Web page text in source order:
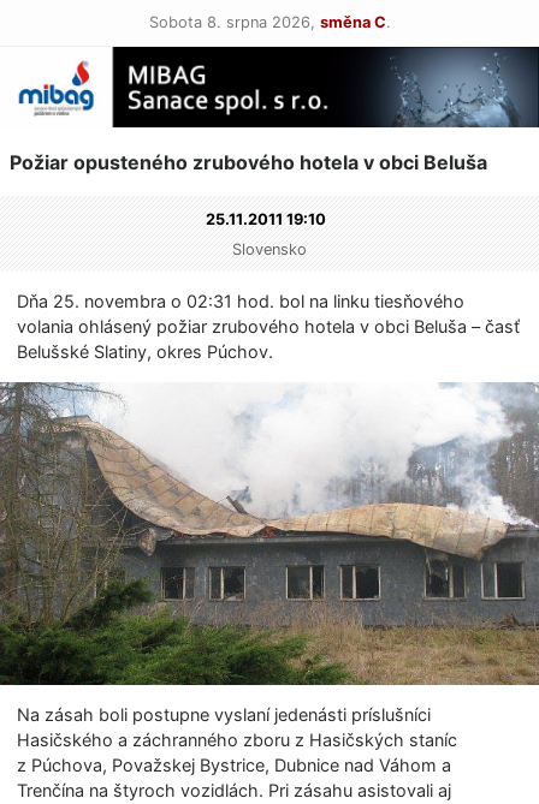
Sobota 8. srpna 2026, směna C.
Požiar opusteného zrubového hotela v obci Beluša
25.11.2011 19:10
Slovensko
Dňa 25. novembra o 02:31 hod. bol na linku tiesňového
volania ohlásený požiar zrubového hotela v obci Beluša – časť
Belušské Slatiny, okres Púchov.
Na zásah boli postupne vyslaní jedenásti príslušníci
Hasičského a záchranného zboru z Hasičských staníc
z Púchova, Považskej Bystrice, Dubnice nad Váhom a
Trenčína na štyroch vozidlách. Pri zásahu asistovali aj